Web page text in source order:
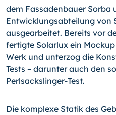
dem Fassadenbauer Sorba
Entwicklungsabteilung von
ausgearbeitet. Bereits vor
fertigte Solarlux ein
Werk und unterzog die
Tests – darunter auch den
Perlsackslinger-Test.
Die komplexe Statik des